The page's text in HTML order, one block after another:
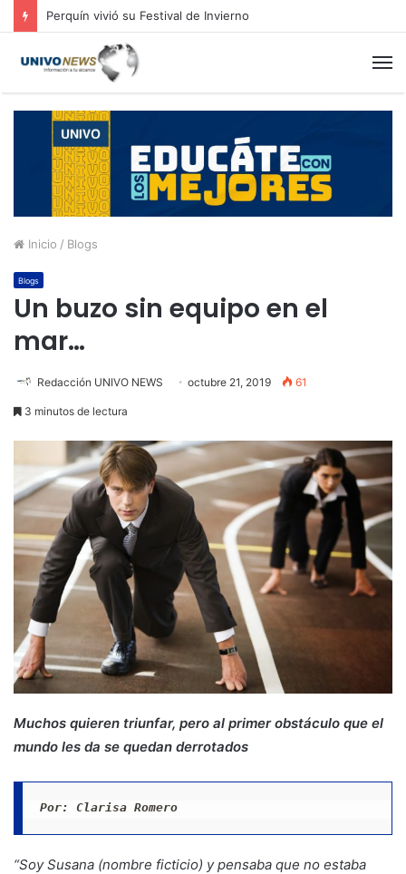
Perquín vivió su Festival de Invierno
Inicio / Blogs
Blogs
Un buzo sin equipo en el
mar…
Redacción UNIVO NEWS octubre 21, 2019 61
3 minutos de lectura
Muchos quieren triunfar, pero al primer obstáculo que el
mundo les da se quedan derrotados
Por: Clarisa Romero
“Soy Susana (nombre ficticio) y pensaba que no estaba